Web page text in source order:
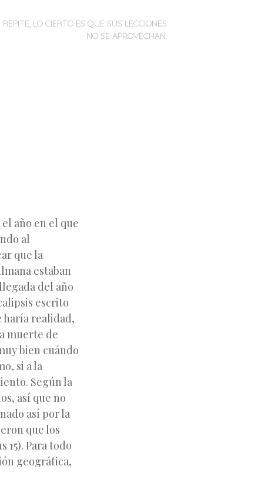
LO CIERTO ES QUE SUS LECCIONES
NO SE APROVECHAN.
año en el que
al
que la
estaban
del año
escrito
haría realidad,
muerte de
bien cuándo
si a la
Según la
así que no
así por la
que los
15). Para todo
geográfica,